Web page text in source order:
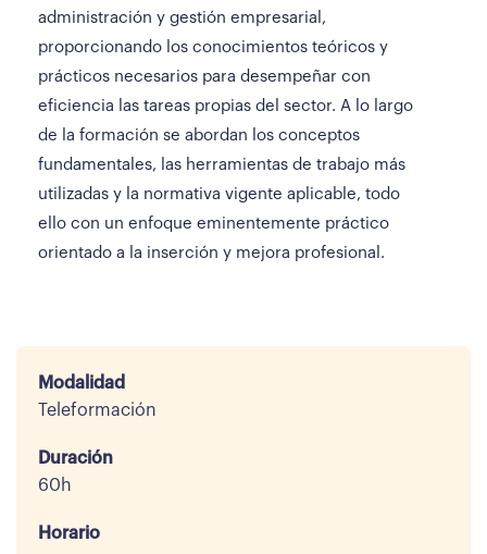
administración y gestión empresarial,
proporcionando los conocimientos teóricos y
prácticos necesarios para desempeñar con
eficiencia las tareas propias del sector. A lo largo
de la formación se abordan los conceptos
fundamentales, las herramientas de trabajo más
utilizadas y la normativa vigente aplicable, todo
ello con un enfoque eminentemente práctico
orientado a la inserción y mejora profesional.
Modalidad
Teleformación
Duración
60h
Horario